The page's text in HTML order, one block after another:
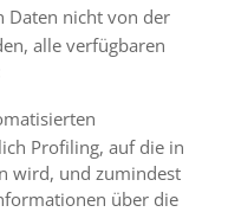
Daten nicht von der
alle verfügbaren
Profiling, auf die in
wird, und zumindest
über die